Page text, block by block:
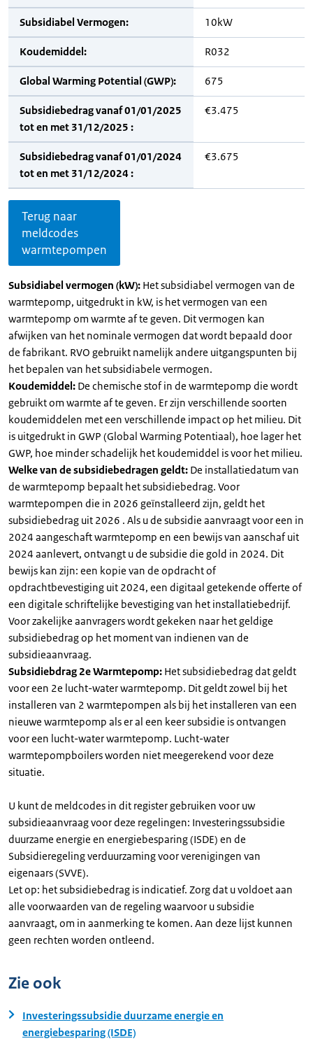
Subsidiabel Vermogen: 10kW
Koudemiddel: R032
Global Warming Potential (GWP): 675
Subsidiebedrag vanaf 01/01/2025
tot en met 31/12/2025 :
€3.475
Subsidiebedrag vanaf 01/01/2024
tot en met 31/12/2024 :
€3.675
Terug naar
meldcodes
warmtepompen
Subsidiabel vermogen (kW): Het subsidiabel vermogen van de
warmtepomp, uitgedrukt in kW, is het vermogen van een
warmtepomp om warmte af te geven. Dit vermogen kan
afwijken van het nominale vermogen dat wordt bepaald door
de fabrikant. RVO gebruikt namelijk andere uitgangspunten bij
het bepalen van het subsidiabele vermogen.
Koudemiddel: De chemische stof in de warmtepomp die wordt
gebruikt om warmte af te geven. Er zijn verschillende soorten
koudemiddelen met een verschillende impact op het milieu. Dit
is uitgedrukt in GWP (Global Warming Potentiaal), hoe lager het
GWP, hoe minder schadelijk het koudemiddel is voor het milieu.
Welke van de subsidiebedragen geldt: De installatiedatum van
de warmtepomp bepaalt het subsidiebedrag. Voor
warmtepompen die in 2026 geïnstalleerd zijn, geldt het
subsidiebedrag uit 2026 . Als u de subsidie aanvraagt voor een in
2024 aangeschaft warmtepomp en een bewijs van aanschaf uit
2024 aanlevert, ontvangt u de subsidie die gold in 2024. Dit
bewijs kan zijn: een kopie van de opdracht of
opdrachtbevestiging uit 2024, een digitaal getekende offerte of
een digitale schriftelijke bevestiging van het installatiebedrijf.
Voor zakelijke aanvragers wordt gekeken naar het geldige
subsidiebedrag op het moment van indienen van de
subsidieaanvraag.
Subsidiebdrag 2e Warmtepomp: Het subsidiebedrag dat geldt
voor een 2e lucht-water warmtepomp. Dit geldt zowel bij het
installeren van 2 warmtepompen als bij het installeren van een
nieuwe warmtepomp als er al een keer subsidie is ontvangen
voor een lucht-water warmtepomp. Lucht-water
warmtepompboilers worden niet meegerekend voor deze
situatie.
U kunt de meldcodes in dit register gebruiken voor uw
subsidieaanvraag voor deze regelingen: Investeringssubsidie
duurzame energie en energiebesparing (ISDE) en de
Subsidieregeling verduurzaming voor verenigingen van
eigenaars (SVVE).
Let op: het subsidiebedrag is indicatief. Zorg dat u voldoet aan
alle voorwaarden van de regeling waarvoor u subsidie
aanvraagt, om in aanmerking te komen. Aan deze lijst kunnen
geen rechten worden ontleend.
Zie ook
Investeringssubsidie duurzame energie en
energiebesparing (ISDE)